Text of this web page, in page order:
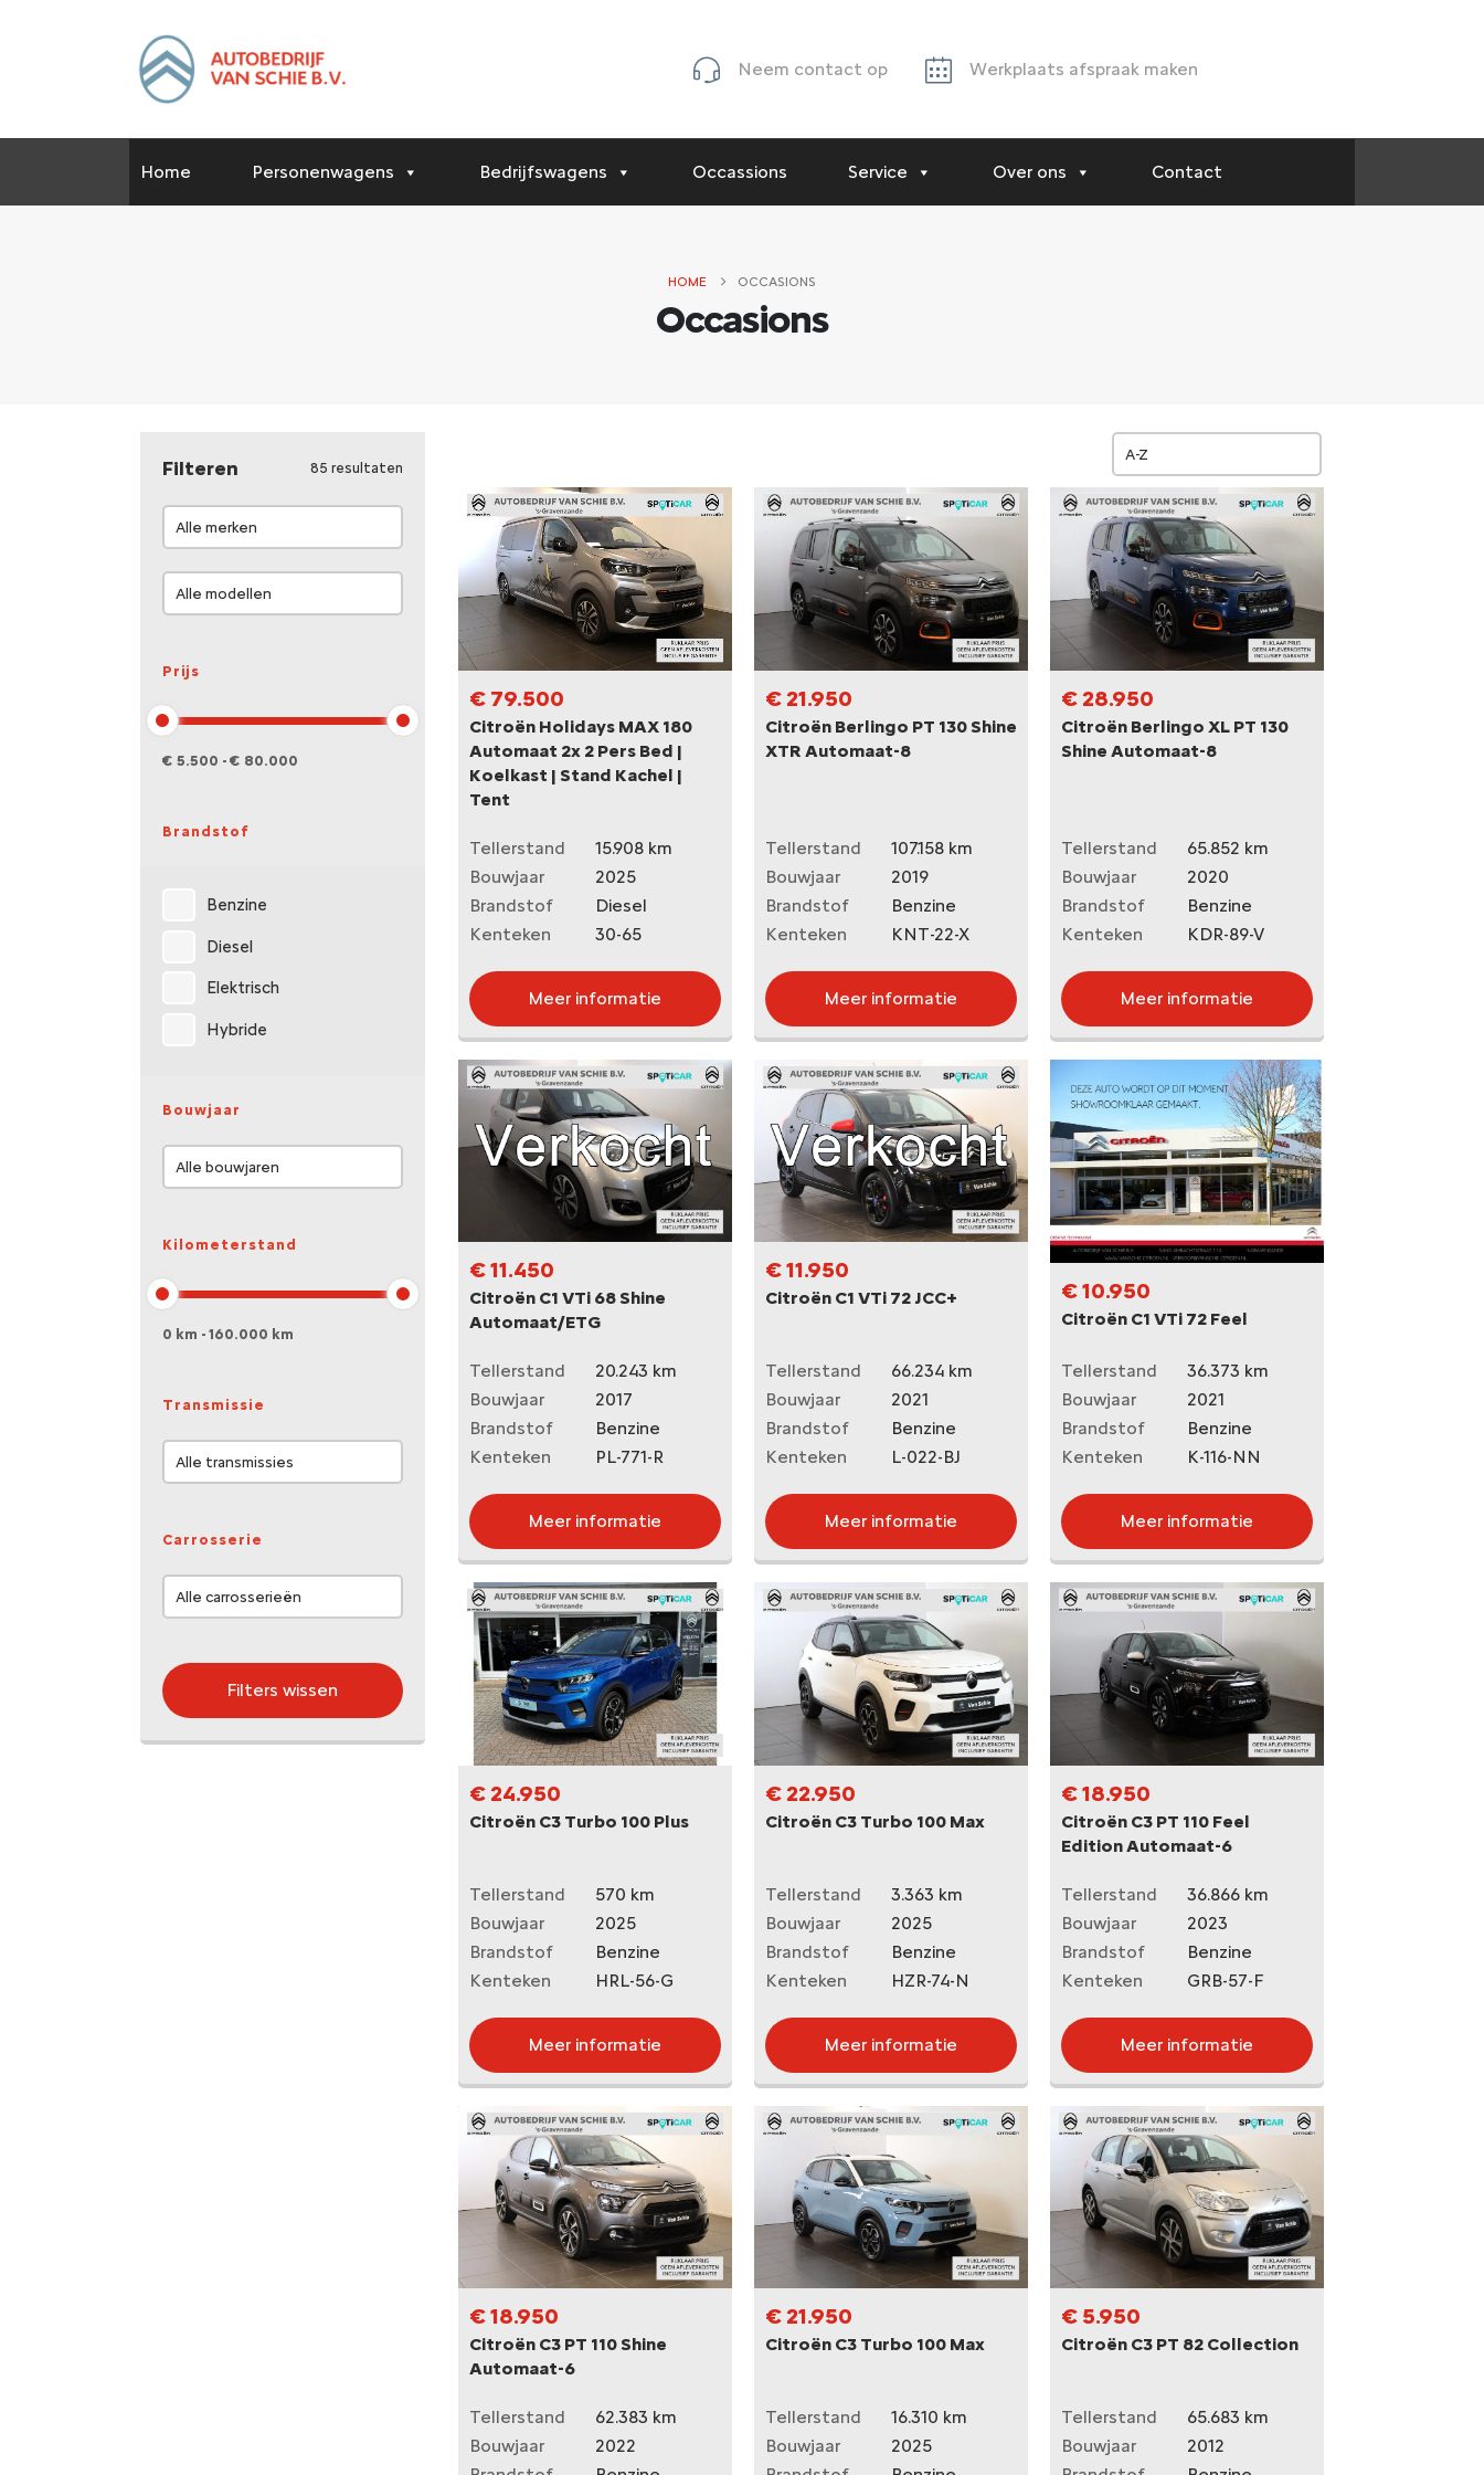
Neem contact op Werkplaats afspraak maken
Home Personenwagens Bedrijfswagens Occassions Service Over ons Contact
HOME OCCASIONS
Occasions
Filteren 85 resultaten
Prijs
€ 5.500 - € 80.000
Brandstof
Benzine
Diesel
Elektrisch
Hybride
Bouwjaar
Kilometerstand
0 km - 160.000 km
Transmissie
Carrosserie
Filters wissen
€ 79.500
Citroën Holidays MAX 180
Automaat 2x 2 Pers Bed |
Koelkast | Stand Kachel |
Tent
Tellerstand
15.908 km
Bouwjaar
2025
Brandstof
Diesel
Kenteken
30-65
Meer informatie
€ 21.950
Citroën Berlingo PT 130 Shine
XTR Automaat-8
Tellerstand
107.158 km
Bouwjaar
2019
Brandstof
Benzine
Kenteken
KNT-22-X
Meer informatie
€ 28.950
Citroën Berlingo XL PT 130
Shine Automaat-8
Tellerstand
65.852 km
Bouwjaar
2020
Brandstof
Benzine
Kenteken
KDR-89-V
Meer informatie
€ 11.450
Citroën C1 VTi 68 Shine
Automaat/ETG
Tellerstand
20.243 km
Bouwjaar
2017
Brandstof
Benzine
Kenteken
PL-771-R
Meer informatie
€ 11.950
Citroën C1 VTi 72 JCC+
Tellerstand
66.234 km
Bouwjaar
2021
Brandstof
Benzine
Kenteken
L-022-BJ
Meer informatie
€ 10.950
Citroën C1 VTi 72 Feel
Tellerstand
36.373 km
Bouwjaar
2021
Brandstof
Benzine
Kenteken
K-116-NN
Meer informatie
€ 24.950
Citroën C3 Turbo 100 Plus
Tellerstand
570 km
Bouwjaar
2025
Brandstof
Benzine
Kenteken
HRL-56-G
Meer informatie
€ 22.950
Citroën C3 Turbo 100 Max
Tellerstand
3.363 km
Bouwjaar
2025
Brandstof
Benzine
Kenteken
HZR-74-N
Meer informatie
€ 18.950
Citroën C3 PT 110 Feel
Edition Automaat-6
Tellerstand
36.866 km
Bouwjaar
2023
Brandstof
Benzine
Kenteken
GRB-57-F
Meer informatie
€ 18.950
Citroën C3 PT 110 Shine
Automaat-6
Tellerstand
62.383 km
Bouwjaar
2022
€ 21.950
Citroën C3 Turbo 100 Max
Tellerstand
16.310 km
Bouwjaar
2025
€ 5.950
Citroën C3 PT 82 Collection
Tellerstand
65.683 km
Bouwjaar
2012